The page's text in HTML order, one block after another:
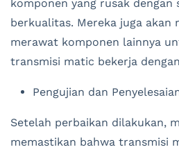
komponen yang rusak dengan
berkualitas. Mereka juga akan
merawat komponen lainnya
transmisi matic bekerja
Pengujian dan
Setelah perbaikan dilakukan,
memastikan bahwa transmisi